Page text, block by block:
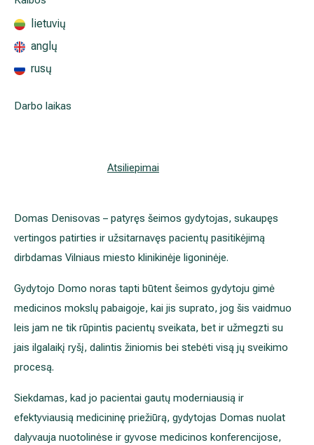
lietuvių
anglų
rusų
Darbo laikas
Atsiliepimai
Domas Denisovas – patyręs šeimos gydytojas, sukaupęs
vertingos patirties ir užsitarnavęs pacientų pasitikėjimą
dirbdamas Vilniaus miesto klinikinėje ligoninėje.
Gydytojo Domo noras tapti būtent šeimos gydytoju gimė
medicinos mokslų pabaigoje, kai jis suprato, jog šis vaidmuo
leis jam ne tik rūpintis pacientų sveikata, bet ir užmegzti su
jais ilgalaikį ryšį, dalintis žiniomis bei stebėti visą jų sveikimo
procesą.
Siekdamas, kad jo pacientai gautų moderniausią ir
efektyviausią medicininę priežiūrą, gydytojas Domas nuolat
dalyvauja nuotolinėse ir gyvose medicinos konferencijose,
Išsiplėtusių kojų venų gydymas
Mamologija (Krūtų onkochirurgija)